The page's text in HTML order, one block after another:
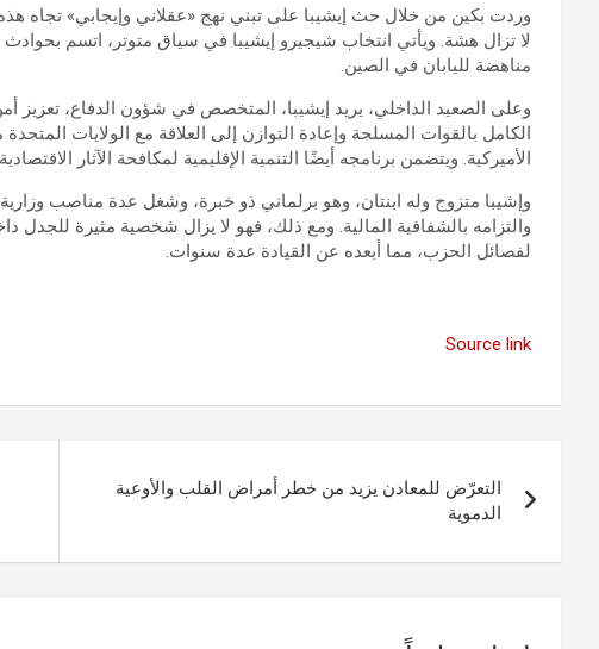
وردت بكين من خلال حث إيشيبا على تبني نهج «عقلاني وإيجابي» تجاه هذه
لا تزال هشة. ويأتي انتخاب شيجيرو إيشيبا في سياق متوتر، اتسم
مناهضة لليابان في الصين.
وعلى الصعيد الداخلي، يريد إيشيبا، المتخصص في شؤون الدفاع، تعزيز
الكامل بالقوات المسلحة وإعادة التوازن إلى العلاقة مع الولايات
الأميركية. ويتضمن برنامجه أيضًا التنمية الإقليمية لمكافحة الآثار
وإشيبا متزوج وله ابنتان، وهو برلماني ذو خبرة، وشغل عدة مناصب
والتزامه بالشفافية المالية. ومع ذلك، فهو لا يزال شخصية مثيرة للجدل
لفصائل الحزب، مما أبعده عن القيادة عدة سنوات.
Source link
المقالات
التعرّض للمعادن يزيد من خطر أمراض القلب والأوعية
الدموية